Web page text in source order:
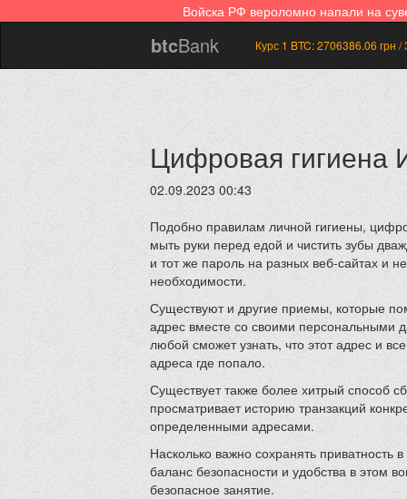
Войска РФ вероломно напали на
btcBank Курс 1 BTC:2706386.06 грн /
Цифровая гигиена
02.09.2023 00:43
Подобно правилам личной гигиены,
мыть руки перед едой и чистить зубы
и тот же пароль на разных веб-сайтах и
необходимости.
Существуют и другие приемы, которые
адрес вместе со своими персональными
любой сможет узнать, что этот адрес и
адреса где попало.
Существует также более хитрый способ
просматривает историю транзакций
определенными адресами.
Насколько важно сохранять
баланс безопасности и удобства в этом
безопасное занятие.